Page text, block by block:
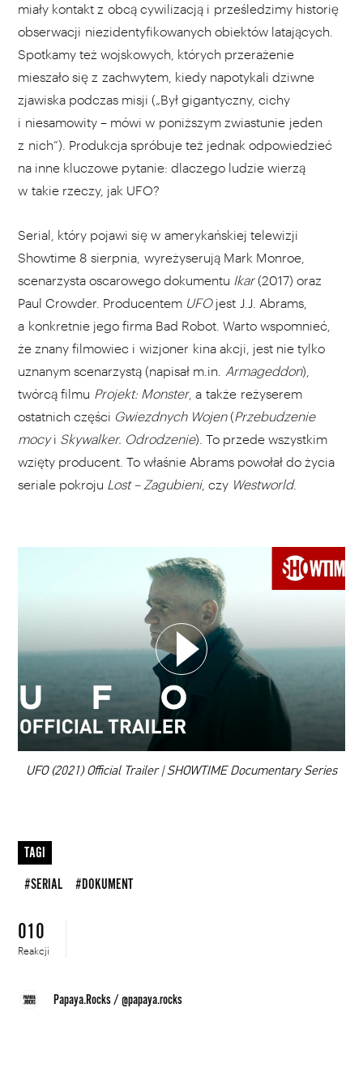
miały kontakt z obcą cywilizacją i prześledzimy historię
obserwacji niezidentyfikowanych obiektów latających.
Spotkamy też wojskowych, których przerażenie
mieszało się z zachwytem, kiedy napotykali dziwne
zjawiska podczas misji („Był gigantyczny, cichy
i niesamowity – mówi w poniższym zwiastunie jeden
z nich”). Produkcja spróbuje też jednak odpowiedzieć
na inne kluczowe pytanie: dlaczego ludzie wierzą
w takie rzeczy, jak UFO?
Serial, który pojawi się w amerykańskiej telewizji
Showtime 8 sierpnia, wyreżyserują Mark Monroe,
scenarzysta oscarowego dokumentu Ikar(2017) oraz
Paul Crowder. Producentem UFOjest J.J. Abrams,
a konkretnie jego firma Bad Robot. Warto wspomnieć,
że znany filmowiec i wizjoner kina akcji, jest nie tylko
uznanym scenarzystą (napisał m.in. Armageddon),
twórcą filmu Projekt: Monster, a także reżyserem
ostatnich części Gwiezdnych Wojen(Przebudzenie
mocyi Skywalker. Odrodzenie). To przede wszystkim
wzięty producent. To właśnie Abrams powołał do życia
seriale pokroju Lost – Zagubieni, czy Westworld.
00:00
UFO (2021) Official Trailer | SHOWTIME Documentary Series
DODAJ TEN FILM DO PLAYLISTY
TAGI
#SERIAL #DOKUMENT
010
Reakcji
Papaya.Rocks /@papaya.rocks